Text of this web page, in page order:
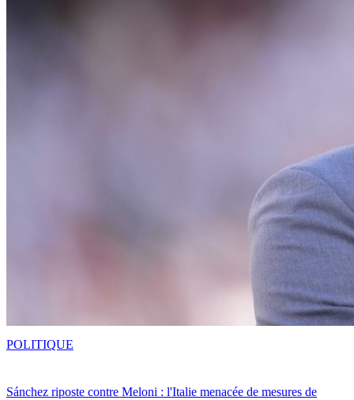
Sánchez riposte contre Meloni : l'Italie menacée de mesures de
POLITIQUE